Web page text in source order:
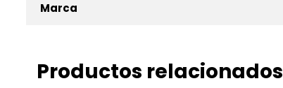
Marca
Productos relacionados